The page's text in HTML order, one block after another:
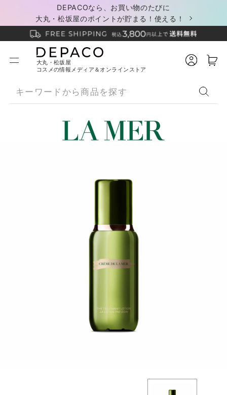
DEPACOなら、お買い物のたびに
大丸・松坂屋のポイントが貯まる！使える！
大丸・松坂屋
コスメの情報メディア＆オンラインストア